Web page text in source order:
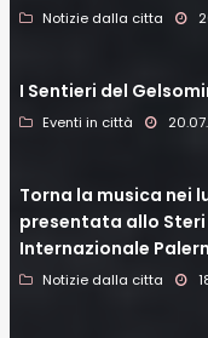
Notizie dalla citta
I Sentieri del
Eventi in città
Torna la musica nei
presentata allo Steri
Internazionale
Notizie dalla citta